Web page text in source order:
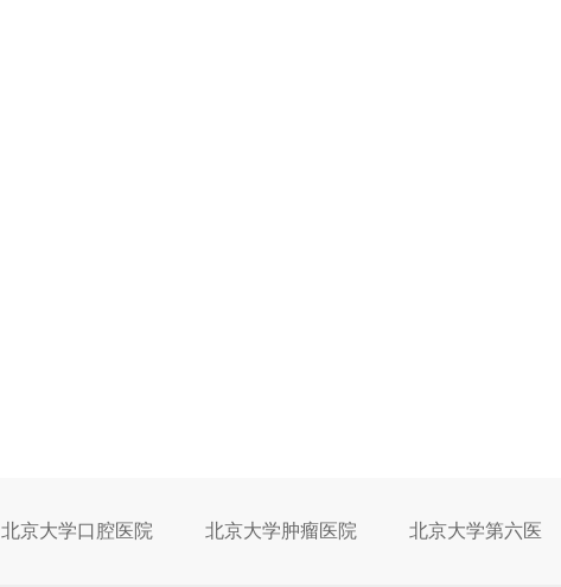
北京大学口腔医院 北京大学肿瘤医院 北京大学第六医